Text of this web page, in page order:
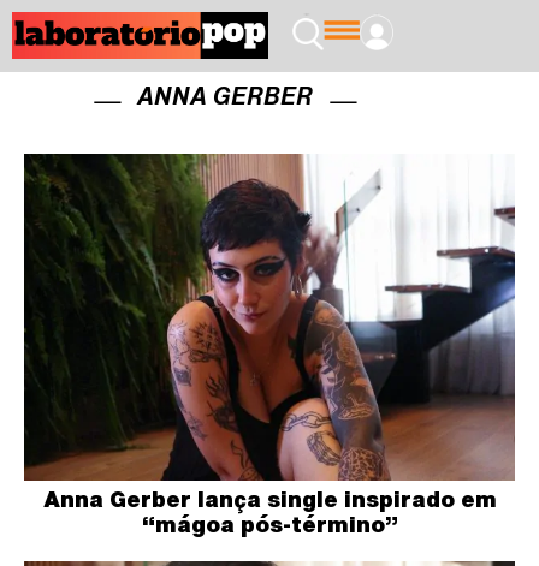
ANNA GERBER
Anna Gerber lança single inspirado em
“mágoa pós-término”